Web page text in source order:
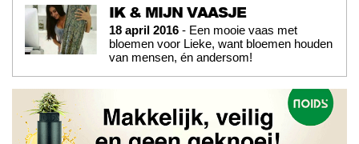
IK & MIJN VAASJE
18 april 2016 - Een mooie vaas met
bloemen voor Lieke, want bloemen houden
van mensen, én andersom!